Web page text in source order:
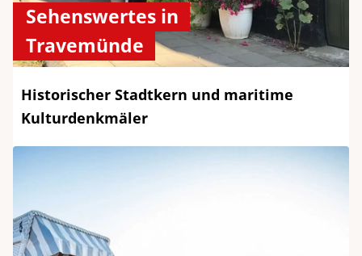
Sehenswertes in
Travemünde
Historischer Stadtkern und maritime
Kulturdenkmäler